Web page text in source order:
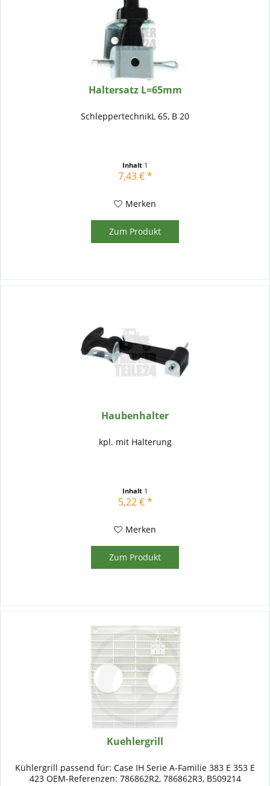
Haltersatz L=65mm
SchleppertechnikL 65, B 20
Inhalt 1
7,43 € *
Merken
Zum Produkt
Haubenhalter
kpl. mit Halterung
Inhalt 1
5,22 € *
Merken
Zum Produkt
Kuehlergrill
Kühlergrill passend für: Case IH Serie A-Familie 383 E 353 E
423 OEM-Referenzen: 786862R2, 786862R3, B509214